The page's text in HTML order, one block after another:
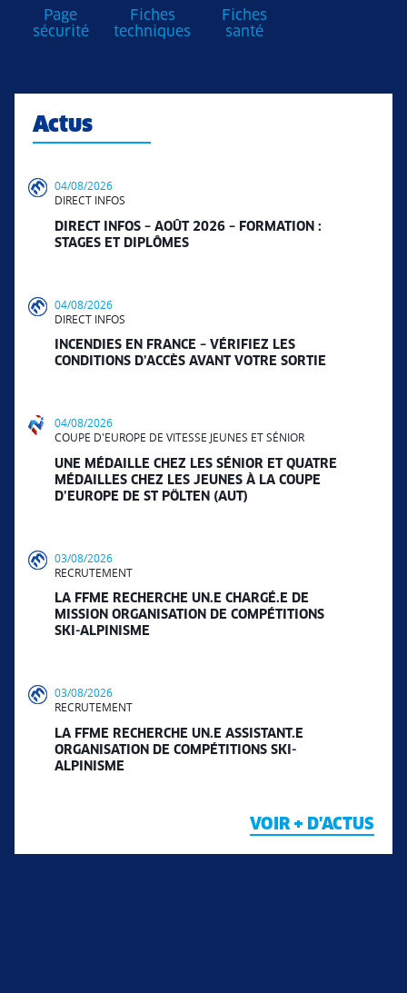
Page
sécurité
Fiches
techniques
Fiches
santé
Actus
04/08/2026
DIRECT INFOS
DIRECT INFOS – AOÛT 2026 – FORMATION :
STAGES ET DIPLÔMES
04/08/2026
DIRECT INFOS
INCENDIES EN FRANCE – VÉRIFIEZ LES
CONDITIONS D’ACCÈS AVANT VOTRE SORTIE
04/08/2026
COUPE D'EUROPE DE VITESSE JEUNES ET SÉNIOR
UNE MÉDAILLE CHEZ LES SÉNIOR ET QUATRE
MÉDAILLES CHEZ LES JEUNES À LA COUPE
D’EUROPE DE ST PÖLTEN (AUT)
03/08/2026
RECRUTEMENT
LA FFME RECHERCHE UN.E CHARGÉ.E DE
MISSION ORGANISATION DE COMPÉTITIONS
SKI-ALPINISME
03/08/2026
RECRUTEMENT
LA FFME RECHERCHE UN.E ASSISTANT.E
ORGANISATION DE COMPÉTITIONS SKI-
ALPINISME
VOIR + D'ACTUS